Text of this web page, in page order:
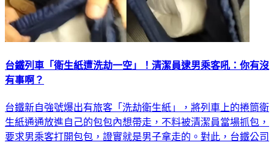
台鐵列車「衛生紙遭洗劫一空」！清潔員逮男乘客吼：你有沒
有事啊？
台鐵新自強號爆出有旅客「洗劫衛生紙」，將列車上的捲筒衛
生紙通通放進自己的包包內想帶走，不料被清潔員當場抓包，
要求男乘客打開包包，證實就是男子拿走的。對此，台鐵公司